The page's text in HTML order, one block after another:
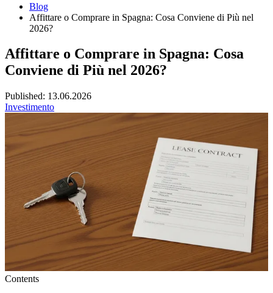
Blog
Affittare o Comprare in Spagna: Cosa Conviene di Più nel
2026?
Affittare o Comprare in Spagna: Cosa
Conviene di Più nel 2026?
Published: 13.06.2026
Investimento
Contents